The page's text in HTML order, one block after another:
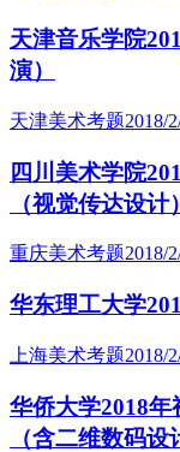
天津音乐学院
演）
天津美术考题2018/
四川美术学院
（视觉传达设计）
重庆美术考题2018/
华东理工大学
上海美术考题2018/
华侨大学2018
（含二维数码设